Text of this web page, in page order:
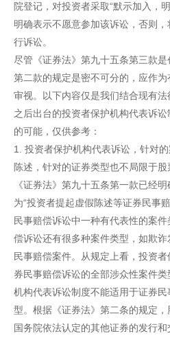
院登记，对投资者采取“默示加入，
明确表示不愿意参加该诉讼，否则
行诉讼。
尽管《证券法》第九十五条第三款是
第二款的规定是密不可分的，应作
审视。以下内容仅是我们结合现有
之后出台的投资者保护机构代表诉
的可能，仅供参考：
1. 投资者保护机构代表诉讼，针对
陈述，针对的证券类型也不局限于股
《证券法》第九十五条第一款已经
为“投资者提起虚假陈述等证券民事
民事赔偿诉讼中一种有代表性的案
偿诉讼还有很多种案件类型，如欺
民事赔偿案件。从规定上看，投资
券民事赔偿诉讼的全部涉众性案件
机构代表诉讼制度不能适用于证券
型。根据《证券法》第二条的规定
国务院依法认定的其他证券的发行和